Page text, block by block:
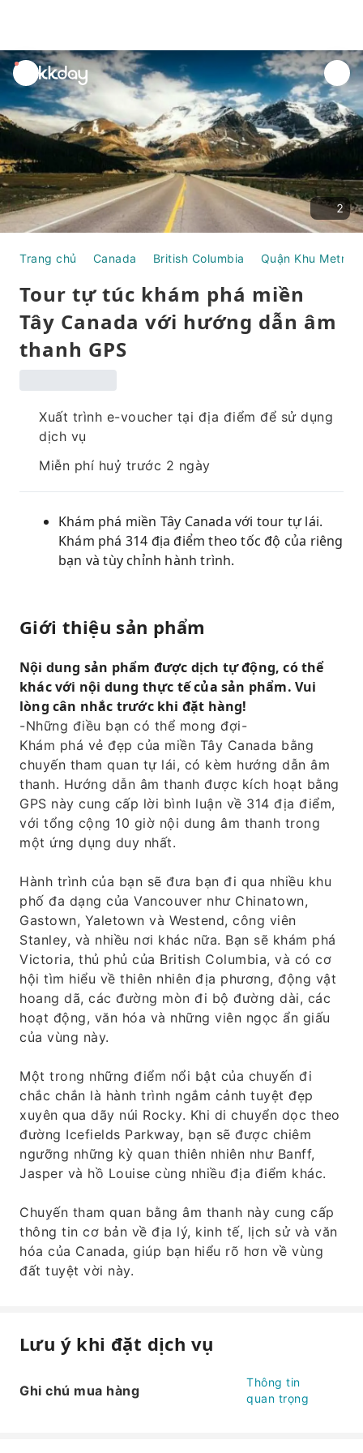
unread
notifications
2
Trang chủ Canada British Columbia Quận Khu Metro
Tour tự túc khám phá miền
Tây Canada với hướng dẫn âm
thanh GPS
Xuất trình e-voucher tại địa điểm để sử dụng
dịch vụ
Miễn phí huỷ trước 2 ngày
Khám phá miền Tây Canada với tour tự lái.
Khám phá 314 địa điểm theo tốc độ của riêng
bạn và tùy chỉnh hành trình.
Giới thiệu sản phẩm
Nội dung sản phẩm được dịch tự động, có thể
khác với nội dung thực tế của sản phẩm. Vui
lòng cân nhắc trước khi đặt hàng!
-Những điều bạn có thể mong đợi-
Khám phá vẻ đẹp của miền Tây Canada bằng
chuyến tham quan tự lái, có kèm hướng dẫn âm
thanh. Hướng dẫn âm thanh được kích hoạt bằng
GPS này cung cấp lời bình luận về 314 địa điểm,
với tổng cộng 10 giờ nội dung âm thanh trong
một ứng dụng duy nhất.
Hành trình của bạn sẽ đưa bạn đi qua nhiều khu
phố đa dạng của Vancouver như Chinatown,
Gastown, Yaletown và Westend, công viên
Stanley, và nhiều nơi khác nữa. Bạn sẽ khám phá
Victoria, thủ phủ của British Columbia, và có cơ
hội tìm hiểu về thiên nhiên địa phương, động vật
hoang dã, các đường mòn đi bộ đường dài, các
hoạt động, văn hóa và những viên ngọc ẩn giấu
của vùng này.
Một trong những điểm nổi bật của chuyến đi
chắc chắn là hành trình ngắm cảnh tuyệt đẹp
xuyên qua dãy núi Rocky. Khi di chuyển dọc theo
đường Icefields Parkway, bạn sẽ được chiêm
ngưỡng những kỳ quan thiên nhiên như Banff,
Jasper và hồ Louise cùng nhiều địa điểm khác.
Chuyến tham quan bằng âm thanh này cung cấp
thông tin cơ bản về địa lý, kinh tế, lịch sử và văn
hóa của Canada, giúp bạn hiểu rõ hơn về vùng
đất tuyệt vời này.
Lưu ý khi đặt dịch vụ
Ghi chú mua hàng
Thông tin
quan trọng